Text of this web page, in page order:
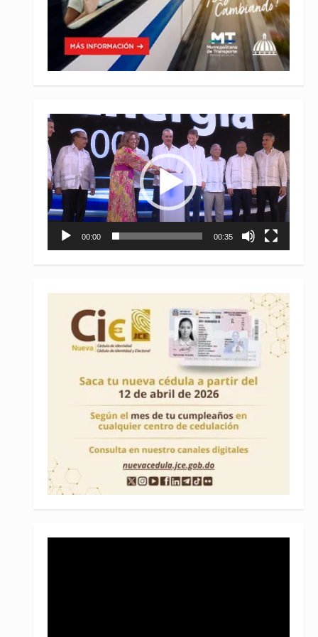
Reproductor
de
vídeo
00:00 00:35